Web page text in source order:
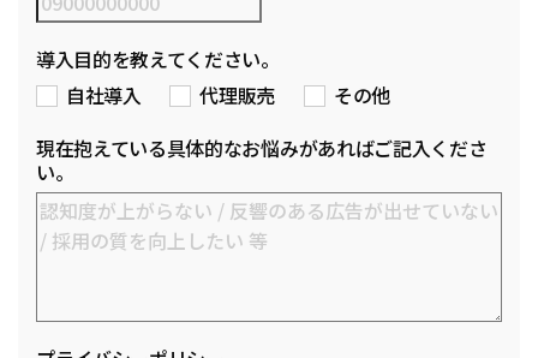
導入目的を教えてください。
自社導入
代理販売
その他
現在抱えている具体的なお悩みがあればご記入くださ
い。